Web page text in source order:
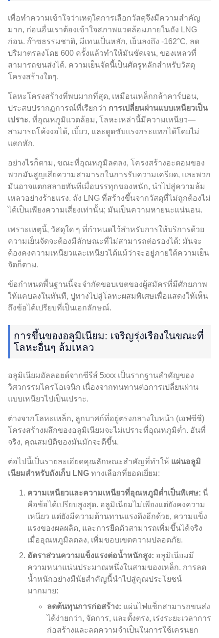
เพื่อทำความเข้าใจว่าเหตุใดการเลือกวัสดุจึงมีความสำคัญ
มาก, ก่อนอื่นเราต้องเข้าใจสภาพแวดล้อมภายในถัง LNG
ก่อน. ก๊าซธรรมชาติ, มีเทนเป็นหลัก, เย็นลงถึง -162°C, ลด
ปริมาตรลงโดย 600 ครั้งแล้วทำให้มันชัดเจน, ของเหลวที่
สามารถขนส่งได้. ความเย็นจัดนี้เป็นศัตรูหลักสำหรับวัสดุ
โครงสร้างใดๆ.
โลหะโครงสร้างที่พบมากที่สุด, เหมือนเหล็กกล้าคาร์บอน,
ประสบปรากฏการณ์ที่เรียกว่า การเปลี่ยนผ่านแบบเหนียวเป็น
เปราะ. ที่อุณหภูมิแวดล้อม, โลหะเหล่านี้มีความเหนียว—
สามารถโค้งงอได้, เบี้ยว, และดูดซับแรงกระแทกได้โดยไม่
แตกหัก.
อย่างไรก็ตาม, ขณะที่อุณหภูมิลดลง, โครงสร้างอะตอมของ
พวกมันสูญเสียความสามารถในการรับความเครียด, และพวก
มันอาจแตกสลายทันทีเมื่อบรรทุกของหนัก, นำไปสู่ความล้ม
เหลวอย่างร้ายแรง. ถัง LNG ที่สร้างขึ้นจากวัสดุที่ไม่ถูกต้องไม่
ได้เป็นเพียงความเสี่ยงเท่านั้น; มันเป็นความหายนะแน่นอน.
เพราะเหตุนี้, วัสดุใด ๆ ที่กำหนดไว้สำหรับการให้บริการด้วย
ความเย็นจัดจะต้องมีลักษณะที่ไม่สามารถต่อรองได้: มันจะ
ต้องคงความเหนียวและเหนียวได้แม้ว่าจะอยู่ภายใต้ความเย็น
จัดก็ตาม.
ข้อกำหนดพื้นฐานนี้จะจำกัดขอบเขตของผู้สมัครที่มีศักยภาพ
ให้แคบลงในทันที, ปูทางไปสู่โลหะผสมพิเศษเพื่อแสดงให้เห็น
ถึงข้อได้เปรียบที่เป็นเอกลักษณ์.
การขึ้นของอลูมิเนียม: เจริญรุ่งเรืองในขณะที่
โลหะอื่นๆ ล้มเหลว
อลูมิเนียมอัลลอยด์จากซีรีส์ 5xxx เป็นรากฐานสำคัญของ
วิศวกรรมไครโอเจนิก เนื่องจากทนทานต่อการเปลี่ยนผ่าน
แบบเหนียวไปเป็นเปราะ.
ต่างจากโลหะเหล็ก, ลูกบาศก์ที่อยู่ตรงกลางใบหน้า (เอฟซีซี)
โครงสร้างผลึกของอลูมิเนียมจะไม่เปราะที่อุณหภูมิต่ำ. อันที่
จริง, คุณสมบัติของมันมักจะดีขึ้น.
ต่อไปนี้เป็นรายละเอียดคุณลักษณะสำคัญที่ทำให้ แผ่นอลูมิ
เนียมสำหรับถังเก็บ LNG ทางเลือกที่ยอดเยี่ยม:
ความเหนียวและความเหนียวที่อุณหภูมิต่ำเป็นพิเศษ: นี่
คือข้อได้เปรียบสูงสุด. อลูมิเนียมไม่เพียงแต่ยังคงความ
เหนียว แต่ยังมีความต้านทานแรงดึงอีกด้วย, ความแข็ง
แรงของผลผลิต, และการยืดตัวสามารถเพิ่มขึ้นได้จริง
เมื่ออุณหภูมิลดลง, เพิ่มขอบเขตความปลอดภัย.
อัตราส่วนความแข็งแรงต่อน้ำหนักสูง: อลูมิเนียมมี
ความหนาแน่นประมาณหนึ่งในสามของเหล็ก. การลด
น้ำหนักอย่างมีนัยสำคัญนี้นำไปสู่คุณประโยชน์
มากมาย:
ลดต้นทุนการก่อสร้าง: แผ่นไฟแช็กสามารถขนส่ง
ได้ง่ายกว่า, จัดการ, และตั้งตรง, เร่งระยะเวลาการ
ก่อสร้างและลดความจำเป็นในการใช้เครนยก